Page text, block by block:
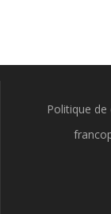
Politique de